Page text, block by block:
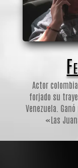
Actor
forjado su
Venezuela.
«Las